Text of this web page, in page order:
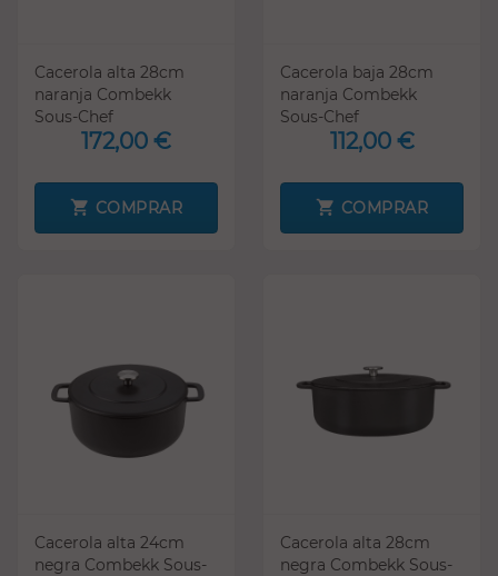
Cacerola alta 28cm
naranja Combekk
Sous-Chef
172,00 €
COMPRAR
Cacerola baja 28cm
naranja Combekk
Sous-Chef
112,00 €
COMPRAR
Cacerola alta 24cm
negra Combekk Sous-
Cacerola alta 28cm
negra Combekk Sous-